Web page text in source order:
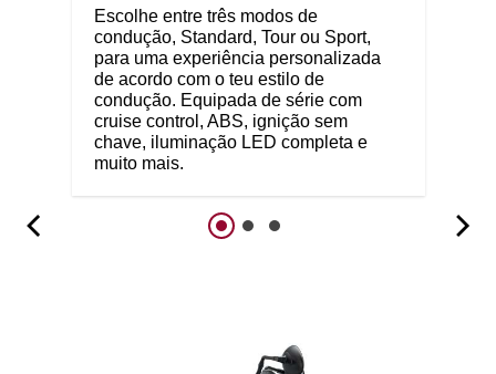
Escolhe entre três modos de
condução, Standard, Tour ou Sport,
para uma experiência personalizada
de acordo com o teu estilo de
condução. Equipada de série com
cruise control, ABS, ignição sem
chave, iluminação LED completa e
muito mais.